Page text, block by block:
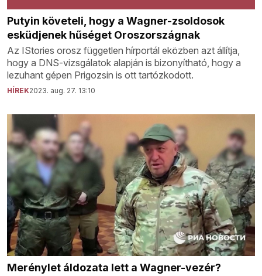
Putyin követeli, hogy a Wagner-zsoldosok
esküdjenek hűséget Oroszországnak
Az IStories orosz független hírportál eközben azt állítja,
hogy a DNS-vizsgálatok alapján is bizonyítható, hogy a
lezuhant gépen Prigozsin is ott tartózkodott.
HÍREK2023. aug. 27. 13:10
Merénylet áldozata lett a Wagner-vezér?